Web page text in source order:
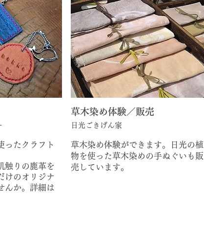
ったクラフト
触りの鹿革を
けのオリジナ
んか。詳細は
​草木染め体験／販売
日光ごきげん家
草木染め体験ができます。日光の植
物を使った草木染めの手ぬぐいも販
売しています。